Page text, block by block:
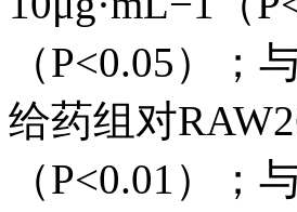
（P<0.05）
给药组对
（P<0.01）